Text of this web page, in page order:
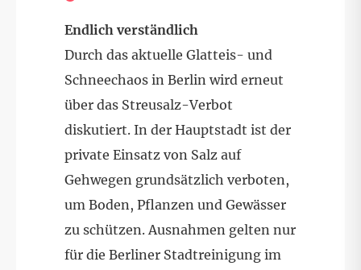
Endlich verständlich
Durch das aktuelle Glatteis- und
Schneechaos in Berlin wird erneut
über das Streusalz-Verbot
diskutiert. In der Hauptstadt ist der
private Einsatz von Salz auf
Gehwegen grundsätzlich verboten,
um Boden, Pflanzen und Gewässer
zu schützen. Ausnahmen gelten nur
für die Berliner Stadtreinigung im